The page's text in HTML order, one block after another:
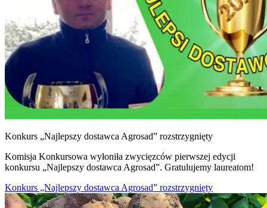
Konkurs „Najlepszy dostawca Agrosad” rozstrzygnięty
Komisja Konkursowa wyłoniła zwycięzców pierwszej edycji
konkursu „Najlepszy dostawca Agrosad”. Gratulujemy laureatom!
Konkurs „Najlepszy dostawca Agrosad” rozstrzygnięty